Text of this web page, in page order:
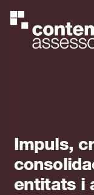
Impuls,
entitats i